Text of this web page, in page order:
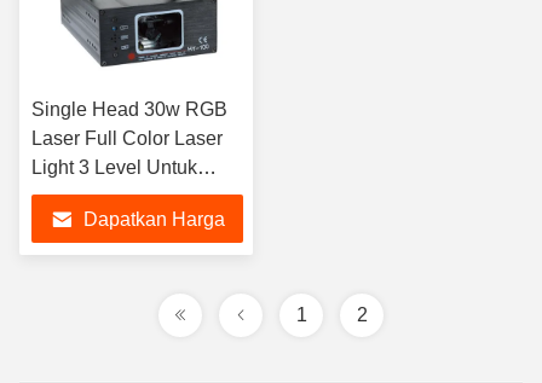
Single Head 30w RGB
Laser Full Color Laser
Light 3 Level Untuk
Panggung
Dapatkan Harga
1 2